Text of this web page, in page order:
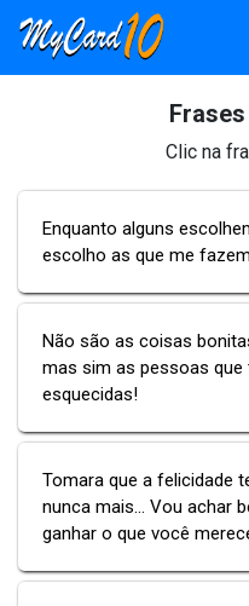
Clic na
Enquanto alguns
escolho as que me
Não são as coisas
mas sim as pessoas
esquecidas!
Tomara que a felicidade
nunca mais... Vou achar
ganhar o que você